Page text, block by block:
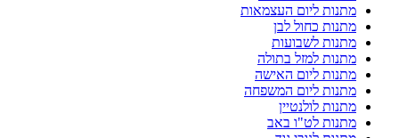
מתנות ליום העצמאות
מתנות כחול לבן
מתנות לשבועות
מתנות למזל בתולה
מתנות ליום האישה
מתנות ליום המשפחה
מתנות לולנטיין
מתנות לט"ו באב